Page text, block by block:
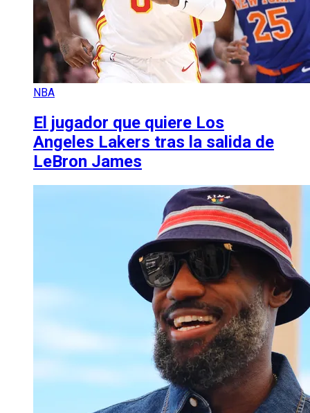
NBA
El jugador que quiere Los
Angeles Lakers tras la salida de
LeBron James